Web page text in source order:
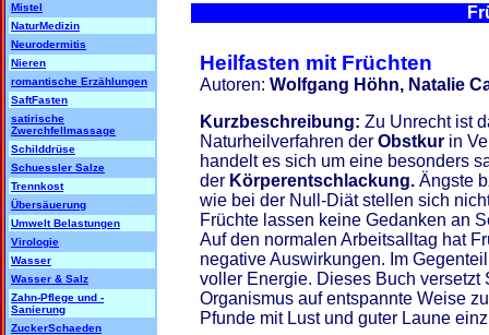
Mistel
NaturMedizin
Neurodermitis
Nieren
romantische Erzählungen
SaftFasten
satirische
Zwerchfellmassage
Schilddrüse
Schuessler Salze
Trennkost
Übersäuerung
Umwelt Belastungen
Virologie
Wasser
Wasser & Salz
Zahn-Pflege und -
Sanierung
ZuckerSchaeden
Heilfasten mit Früchten
Autoren: Wolfgang Höhn, Natalie
Kurzbeschreibung: Zu Unrecht ist
Naturheilverfahren der Obstkur in
handelt es sich um eine besonders
der Körperentschlackung. Ängste
wie bei der Null-Diät stellen sich
Früchte lassen keine Gedanken an
Auf den normalen Arbeitsalltag hat
negative Auswirkungen. Im
voller Energie. Dieses Buch versetzt
Organismus auf entspannte Weise
Pfunde mit Lust und guter Laune